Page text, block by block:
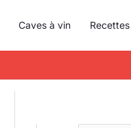
Caves à vin
c
h